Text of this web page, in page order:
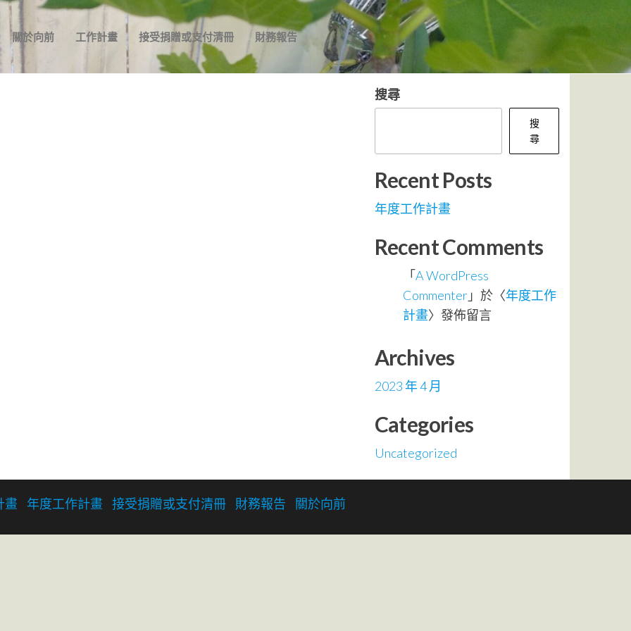
關於向前 工作計畫 接受捐贈或支付清冊 財務報告
搜尋
搜
尋
Recent Posts
年度工作計畫
Recent Comments
「A WordPress
Commenter」於〈年度工作
計畫〉發佈留言
Archives
2023 年 4 月
Categories
Uncategorized
畫 年度工作計畫 接受捐贈或支付清冊 財務報告 關於向前